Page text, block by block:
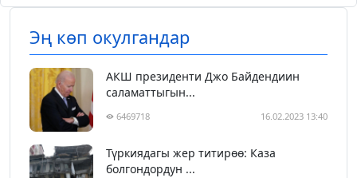
Эң көп окулгандар
АКШ президенти Джо Байдендиин
саламаттыгын...
6469718 16.02.2023 13:40
Түркиядагы жер титирөө: Каза
болгондордун ...